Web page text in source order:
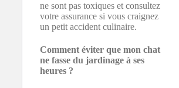
ne sont pas toxiques et consultez
votre assurance si vous craignez
un petit accident culinaire.
Comment éviter que mon chat
ne fasse du jardinage à ses
heures ?